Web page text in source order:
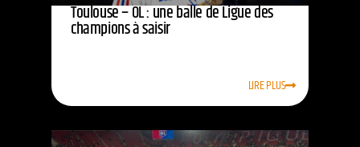
Toulouse – OL : une balle de Ligue des
champions à saisir
LIRE PLUS